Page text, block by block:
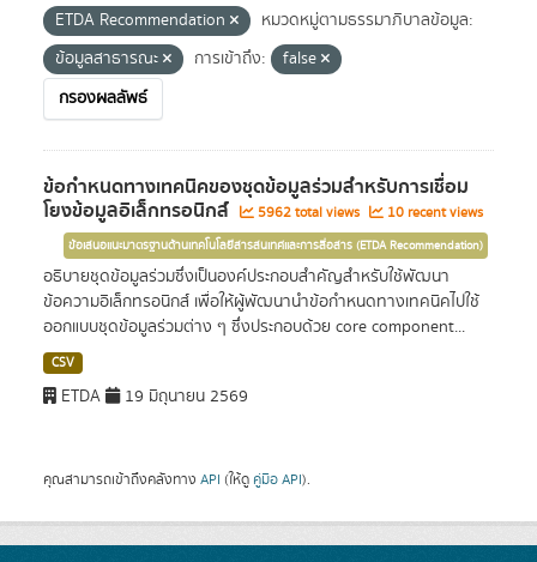
ETDA Recommendation
หมวดหมู่ตามธรรมาภิบาลข้อมูล:
ข้อมูลสาธารณะ
การเข้าถึง:
false
กรองผลลัพธ์
ข้อกำหนดทางเทคนิคของชุดข้อมูลร่วมสำหรับการเชื่อม
โยงข้อมูลอิเล็กทรอนิกส์ 5962 total views 10 recent views
ข้อเสนอแนะมาตรฐานด้านเทคโนโลยีสารสนเทศและการสื่อสาร (ETDA Recommendation)
อธิบายชุดข้อมูลร่วมซึ่งเป็นองค์ประกอบสำคัญสำหรับใช้พัฒนา
ข้อความอิเล็กทรอนิกส์ เพื่อให้ผู้พัฒนานำข้อกำหนดทางเทคนิคไปใช้
ออกแบบชุดข้อมูลร่วมต่าง ๆ ซึ่งประกอบด้วย core component...
CSV
ETDA 19 มิถุนายน 2569
คุณสามารถเข้าถึงคลังทาง API (ให้ดู คู่มือ API).